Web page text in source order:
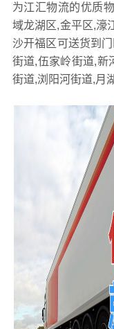
为江汇物流的优质
域龙湖区,金平区,濠
沙开福区可送货到
街道,伍家岭街道,新
街道,浏阳河街道,月